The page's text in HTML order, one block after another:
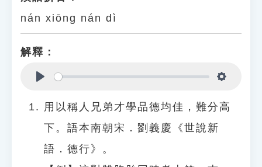
nán xiōng nán dì
解釋：
用以稱人兄弟才學品德均佳，難分高
下。語本南朝宋．劉義慶《世說新
語．德行》。